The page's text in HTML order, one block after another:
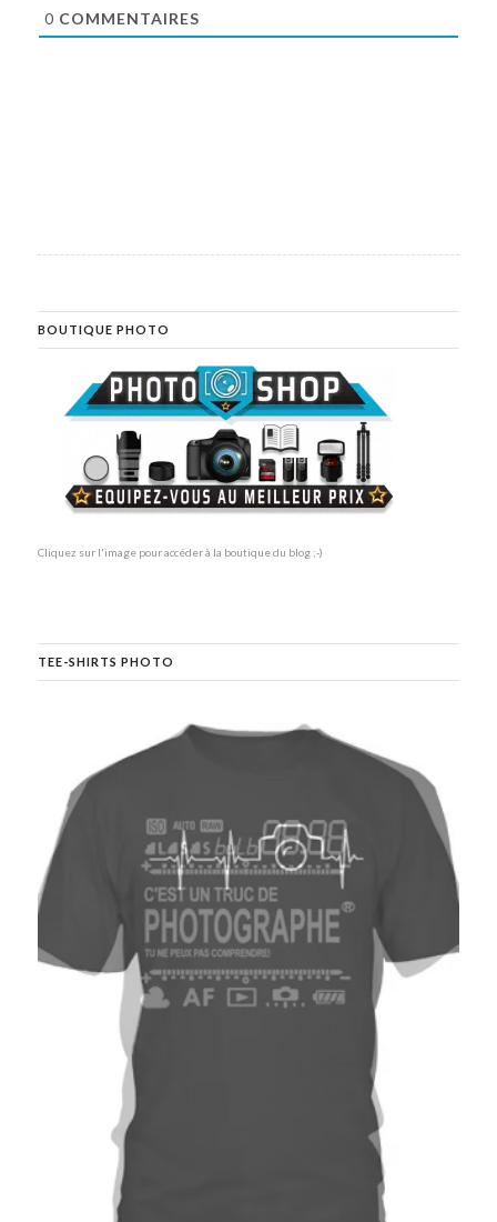
0 COMMENTAIRES
BOUTIQUE PHOTO
Cliquez sur l'image pour accéder à la boutique du blog ;-)
TEE-SHIRTS PHOTO